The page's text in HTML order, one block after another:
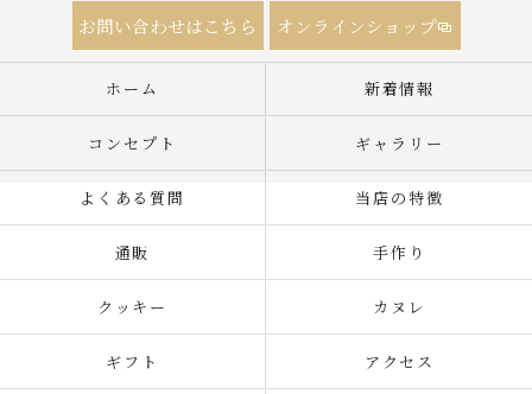
お問い合わせはこちら オンラインショップ
ホーム 新着情報
コンセプト ギャラリー
よくある質問 当店の特徴
通販 手作り
クッキー カヌレ
ギフト アクセス